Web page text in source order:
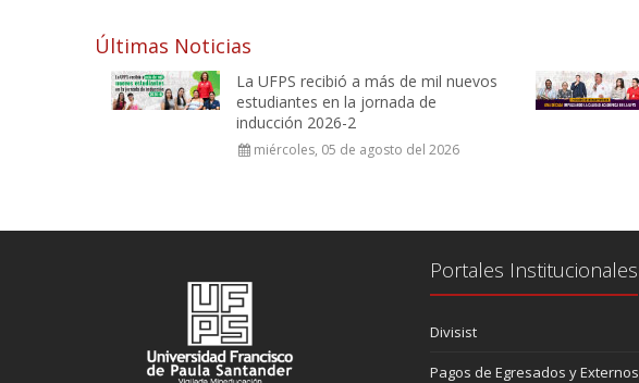
Últimas Noticias
La UFPS recibió a más de mil nuevos
estudiantes en la jornada de
inducción 2026-2
miércoles, 05 de agosto del 2026
Portales Institucionales
Divisist
Pagos de Egresados y Externos